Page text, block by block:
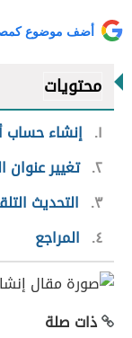
أضف موضوع
محتويات
١ إنشاء حساب
٢ تغيير عنوان
٣
التحديث
٤
المراجع
ذات صلة